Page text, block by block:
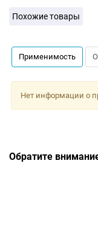
Похожие товары
Применимость
Нет информации о
Обратите